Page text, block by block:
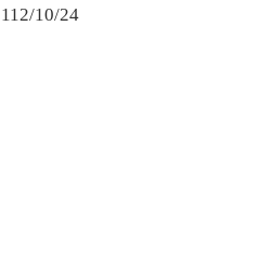
112/10/24